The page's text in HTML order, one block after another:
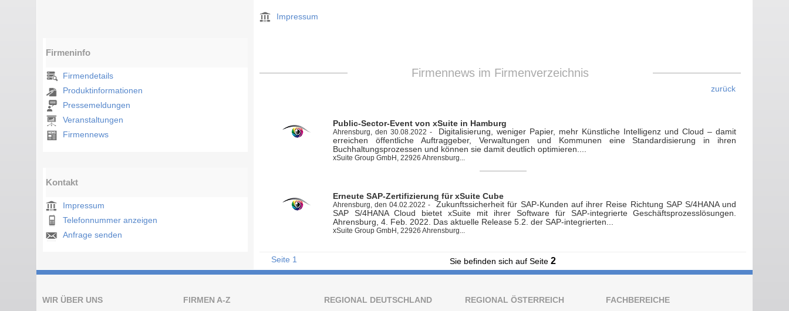
Firmeninfo
Firmendetails
Produktinformationen
Pressemeldungen
Veranstaltungen
Firmennews
Kontakt
Impressum
Telefonnummer anzeigen
Anfrage senden
Impressum
Firmennews im Firmenverzeichnis
zurück
Public-Sector-Event von xSuite in Hamburg
Ahrensburg, den 30.08.2022 -
Digitalisierung, weniger Papier, mehr Künstliche Intelligenz und Cloud – damit
erreichen öffentliche Auftraggeber, Verwaltungen und Kommunen eine Standardisierung in ihren
Buchhaltungsprozessen und können sie damit deutlich optimieren....
xSuite Group GmbH, 22926 Ahrensburg...
Erneute SAP-Zertifizierung für xSuite Cube
Ahrensburg, den 04.02.2022 -
Zukunftssicherheit für SAP-Kunden auf ihrer Reise Richtung SAP S/4HANA und
SAP S/4HANA Cloud bietet xSuite mit ihrer Software für SAP-integrierte Geschäftsprozesslösungen.
Ahrensburg, 4. Feb. 2022. Das aktuelle Release 5.2. der SAP-integrierten...
xSuite Group GmbH, 22926 Ahrensburg...
Seite 1 Sie befinden sich auf Seite2
WIR ÜBER UNS FIRMEN A-Z REGIONAL DEUTSCHLAND REGIONAL ÖSTERREICH FACHBEREICHE